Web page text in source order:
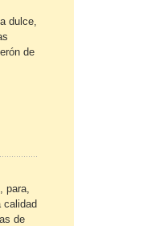
dulce,
de
para,
calidad
de